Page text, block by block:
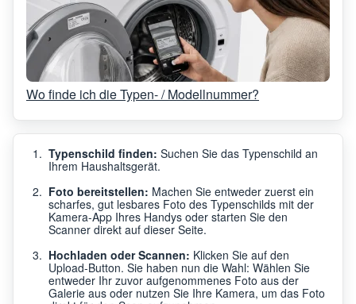
Wo finde ich die Typen- / Modellnummer?
Typenschild finden: Suchen Sie das Typenschild an
Ihrem Haushaltsgerät.
Foto bereitstellen: Machen Sie entweder zuerst ein
scharfes, gut lesbares Foto des Typenschilds mit der
Kamera-App Ihres Handys oder starten Sie den
Scanner direkt auf dieser Seite.
Hochladen oder Scannen: Klicken Sie auf den
Upload-Button. Sie haben nun die Wahl: Wählen Sie
entweder Ihr zuvor aufgenommenes Foto aus der
Galerie aus oder nutzen Sie Ihre Kamera, um das Foto